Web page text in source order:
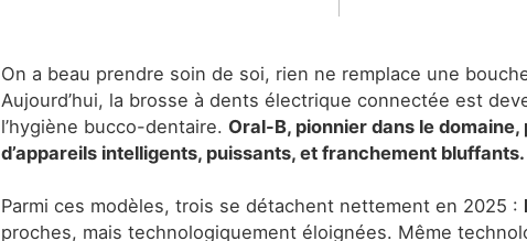
On a beau prendre soin de soi, rien ne remplace une
Aujourd’hui, la brosse à dents électrique connectée est
l’hygiène bucco-dentaire. Oral-B, pionnier dans le
d’appareils intelligents, puissants, et franchement bluffants.
Parmi ces modèles, trois se détachent nettement en 2025 :
proches, mais technologiquement éloignées. Même